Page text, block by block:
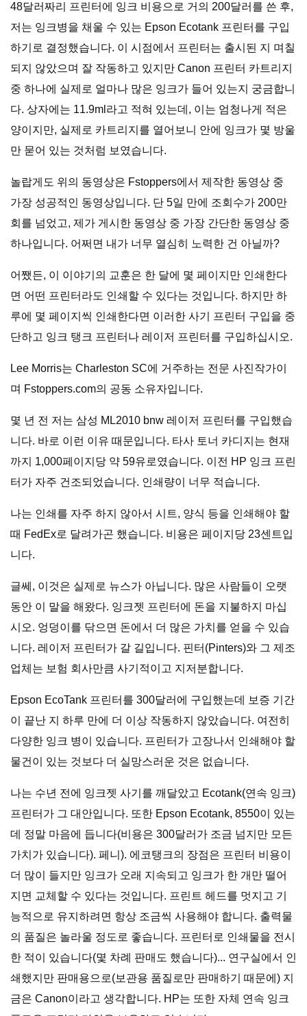
48달러짜리 프린터에 잉크 비용으로 거의 200달러를 쓴 후,
저는 잉크병을 채울 수 있는 Epson Ecotank 프린터를 구입
하기로 결정했습니다. 이 시점에서 프린터는 출시된 지 며칠
되지 않았으며 잘 작동하고 있지만 Canon 프린터 카트리지
중 하나에 실제로 얼마나 많은 잉크가 들어 있는지 궁금합니
다. 상자에는 11.9ml라고 적혀 있는데, 이는 엄청나게 적은
양이지만, 실제로 카트리지를 열어보니 안에 잉크가 몇 방울
만 묻어 있는 것처럼 보였습니다.
놀랍게도 위의 동영상은 Fstoppers에서 제작한 동영상 중
가장 성공적인 동영상입니다. 단 5일 만에 조회수가 200만
회를 넘었고, 제가 게시한 동영상 중 가장 간단한 동영상 중
하나입니다. 어쩌면 내가 너무 열심히 노력한 건 아닐까?
어쨌든, 이 이야기의 교훈은 한 달에 몇 페이지만 인쇄한다
면 어떤 프린터라도 인쇄할 수 있다는 것입니다. 하지만 하
루에 몇 페이지씩 인쇄한다면 이러한 사기 프린터 구입을 중
단하고 잉크 탱크 프린터나 레이저 프린터를 구입하십시오.
Lee Morris는 Charleston SC에 거주하는 전문 사진작가이
며 Fstoppers.com의 공동 소유자입니다.
몇 년 전 저는 삼성 ML2010 bnw 레이저 프린터를 구입했습
니다. 바로 이런 이유 때문입니다. 타사 토너 카디지는 현재
까지 1,000페이지당 약 59유로였습니다. 이전 HP 잉크 프린
터가 자주 건조되었습니다. 인쇄량이 너무 적습니다.
나는 인쇄를 자주 하지 않아서 시트, 양식 등을 인쇄해야 할
때 FedEx로 달려가곤 했습니다. 비용은 페이지당 23센트입
니다.
글쎄, 이것은 실제로 뉴스가 아닙니다. 많은 사람들이 오랫
동안 이 말을 해왔다. 잉크젯 프린터에 돈을 지불하지 마십
시오. 엉덩이를 닦으면 돈에서 더 많은 가치를 얻을 수 있습
니다. 레이저 프린터가 갈 길입니다. 핀터(Pinters)와 그 제조
업체는 보험 회사만큼 사기적이고 지저분합니다.
Epson EcoTank 프린터를 300달러에 구입했는데 보증 기간
이 끝난 지 하루 만에 더 이상 작동하지 않았습니다. 여전히
다양한 잉크 병이 있습니다. 프린터가 고장나서 인쇄해야 할
물건이 있는 것보다 더 실망스러운 것은 없습니다.
나는 수년 전에 잉크젯 사기를 깨달았고 Ecotank(연속 잉크)
프린터가 그 대안입니다. 또한 Epson Ecotank, 8550이 있는
데 정말 마음에 듭니다(비용은 300달러가 조금 넘지만 모든
가치가 있습니다). 페니). 에코탱크의 장점은 프린터 비용이
더 많이 들지만 잉크가 오래 지속되고 잉크가 한 개만 떨어
지면 교체할 수 있다는 것입니다. 프린트 헤드를 멋지고 기
능적으로 유지하려면 항상 조금씩 사용해야 합니다. 출력물
의 품질은 놀라울 정도로 좋습니다. 프린터로 인쇄물을 전시
한 적이 있습니다(몇 차례 판매도 했습니다)... 연구실에서 인
쇄했지만 판매용으로(보관용 품질로만 판매하기 때문에) 지
금은 Canon이라고 생각합니다. HP는 또한 자체 연속 잉크